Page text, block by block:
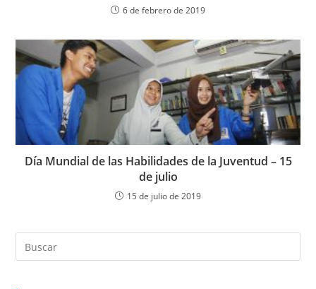
6 de febrero de 2019
Día Mundial de las Habilidades de la Juventud – 15
de julio
15 de julio de 2019